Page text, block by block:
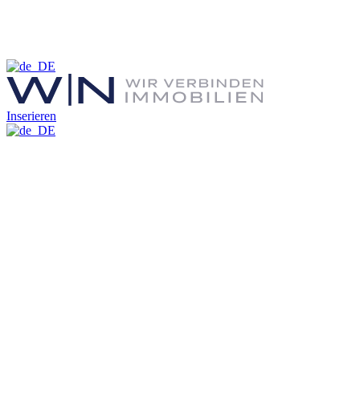
Inserieren